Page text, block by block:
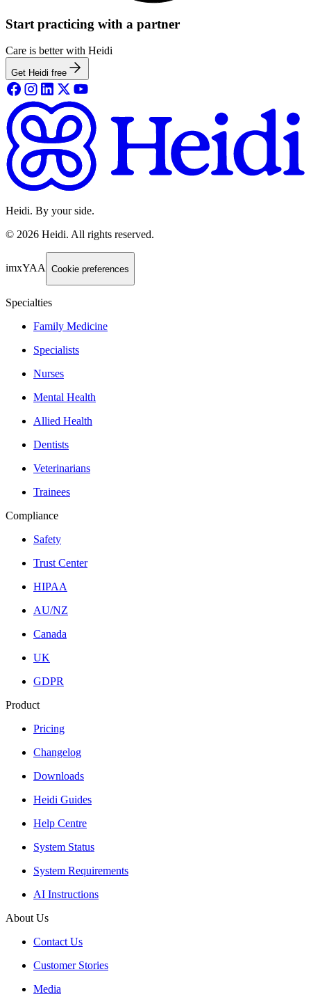
Start practicing with a partner
Care is better with Heidi
Get Heidi free
Heidi. By your side.
© 2026 Heidi. All rights reserved.
imxYAA Cookie preferences
Specialties
Family Medicine
Specialists
Nurses
Mental Health
Allied Health
Dentists
Veterinarians
Trainees
Compliance
Safety
Trust Center
HIPAA
AU/NZ
Canada
UK
GDPR
Product
Pricing
Changelog
Downloads
Heidi Guides
Help Centre
System Status
System Requirements
AI Instructions
About Us
Contact Us
Customer Stories
Media